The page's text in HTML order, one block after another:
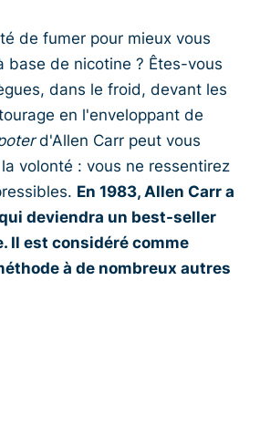
de fumer pour mieux vous
de nicotine ? Êtes-vous
dans le froid, devant les
en l'enveloppant de
d'Allen Carr peut vous
volonté : vous ne ressentirez
En 1983, Allen Carr a
deviendra un best-seller
Il est considéré comme
à de nombreux autres